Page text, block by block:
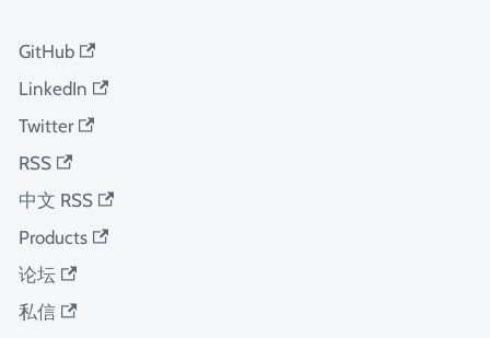
GitHub
LinkedIn
Twitter
RSS
中文 RSS
Products
论坛
私信